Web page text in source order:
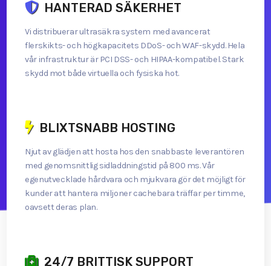
HANTERAD SÄKERHET
Vi distribuerar ultrasäkra system med avancerat
flerskikts- och högkapacitets DDoS- och WAF-skydd. Hela
vår infrastruktur är PCI DSS- och HIPAA-kompatibel. Stark
skydd mot både virtuella och fysiska hot.
BLIXTSNABB HOSTING
Njut av glädjen att hosta hos den snabbaste leverantören
med genomsnittlig sidladdningstid på 800 ms. Vår
egenutvecklade hårdvara och mjukvara gör det möjligt för
kunder att hantera miljoner cachebara träffar per timme,
oavsett deras plan.
24/7 BRITTISK SUPPORT